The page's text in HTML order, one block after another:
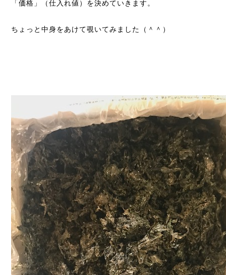
「価格」（仕入れ値）を決めていきます。
ちょっと中身をあけて覗いてみました（＾＾）